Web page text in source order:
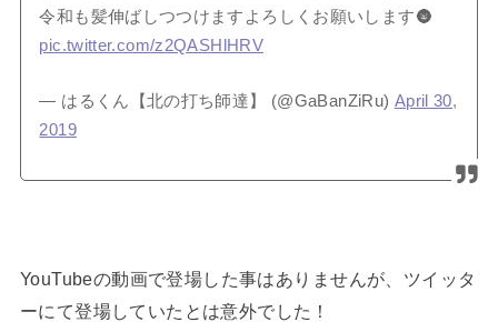
令和も髪伸ばしつつけますよろしくお願いします🌚
pic.twitter.com/z2QASHlHRV
— はるくん【北の打ち師達】 (@GaBanZiRu) April 30,
2019
YouTubeの動画で登場した事はありませんが、ツイッタ
ーにて登場していたとは意外でした！